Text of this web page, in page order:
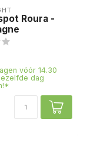
Roura -
vóór 14.30
dag